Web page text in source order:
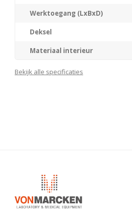
Werktoegang (LxBxD)
Deksel
Materiaal interieur
Materiaal/kleur behuizing
Netto gewicht
Spanning / Aansluitwaarde
Bekijk alle specificaties